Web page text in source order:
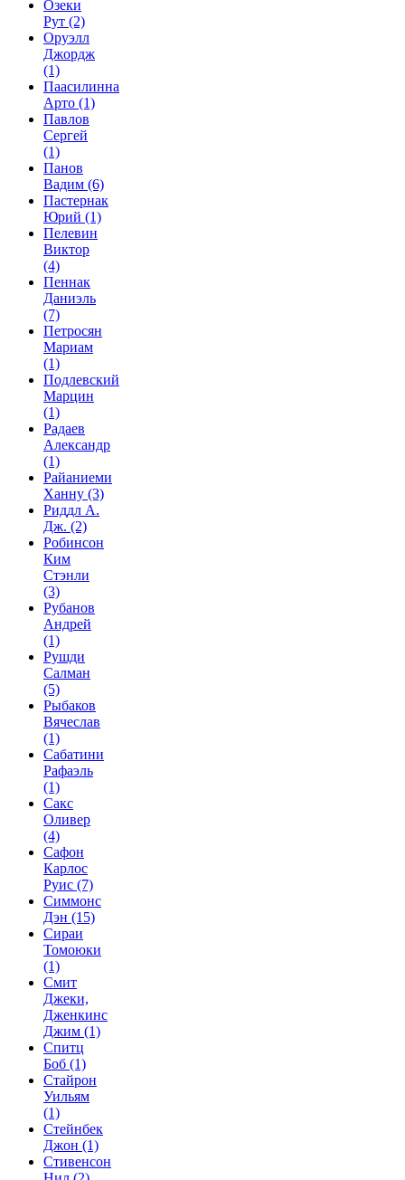
Озеки
Рут (2)
Оруэлл
Джордж
(1)
Паасилинна
Арто (1)
Павлов
Сергей
(1)
Панов
Вадим (6)
Пастернак
Юрий (1)
Пелевин
Виктор
(4)
Пеннак
Даниэль
(7)
Петросян
Мариам
(1)
Подлевский
Марцин
(1)
Радаев
Александр
(1)
Райаниеми
Ханну (3)
Риддл А.
Дж. (2)
Робинсон
Ким
Стэнли
(3)
Рубанов
Андрей
(1)
Рушди
Салман
(5)
Рыбаков
Вячеслав
(1)
Сабатини
Рафаэль
(1)
Сакс
Оливер
(4)
Сафон
Карлос
Руис (7)
Симмонс
Дэн (15)
Сираи
Томоюки
(1)
Смит
Джеки,
Дженкинс
Джим (1)
Спитц
Боб (1)
Стайрон
Уильям
(1)
Стейнбек
Джон (1)
Стивенсон